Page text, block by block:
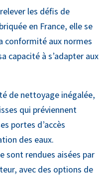
les défis de
en France, elle se
conformité aux normes
capacité à s’adapter aux
de nettoyage inégalée,
qui préviennent
portes d’accès
des eaux.
sont rendues aisées par
avec des options de